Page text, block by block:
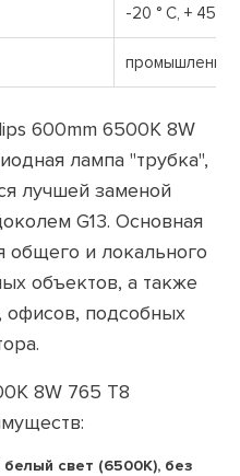
-20 ° C, + 45 ° C
600mm 6500К 8W
лампа "трубка",
лучшей заменой
G13. Основная
общего и локального
объектов, а также
подсобных
8W 765 T8
свет (6500К), без